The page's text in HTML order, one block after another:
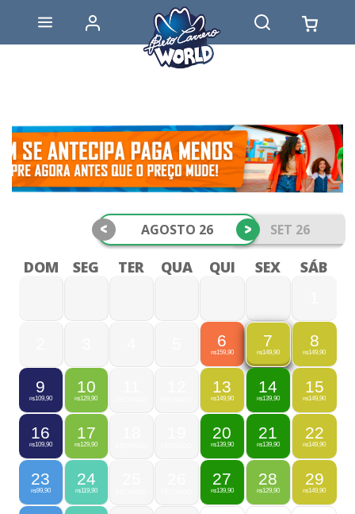
AGOSTO 26 SET 26
< >
DOM SEG TER QUA QUI SEX SÁB
6
R$159,90
7
R$149,90
8
R$149,90
9
R$109,90
10
R$129,90
13
R$149,90
14
R$139,90
15
R$149,90
16
R$109,90
17
R$129,90
20
R$139,90
21
R$139,90
22
R$149,90
23
R$99,90
24
R$119,90
27
R$139,90
28
R$129,90
29
R$149,90